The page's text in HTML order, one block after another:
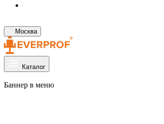
Москва
Каталог
Баннер в меню